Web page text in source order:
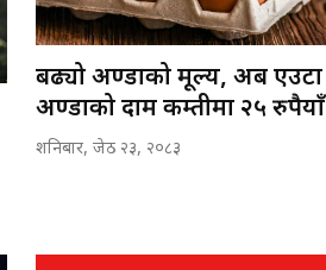
बढ्यो अण्डाको मूल्य, अब एउटा
अण्डाको दाम कम्तीमा २५ रुपैयाँ
शनिबार, जेठ २३, २०८३